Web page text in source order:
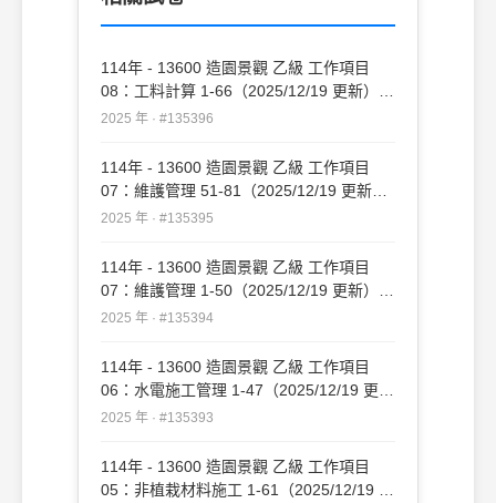
114年 - 13600 造園景觀 乙級 工作項目
08：工料計算 1-66（2025/12/19 更新）
#135396
2025 年 · #135396
114年 - 13600 造園景觀 乙級 工作項目
07：維護管理 51-81（2025/12/19 更新）
#135395
2025 年 · #135395
114年 - 13600 造園景觀 乙級 工作項目
07：維護管理 1-50（2025/12/19 更新）
#135394
2025 年 · #135394
114年 - 13600 造園景觀 乙級 工作項目
06：水電施工管理 1-47（2025/12/19 更
新）#135393
2025 年 · #135393
114年 - 13600 造園景觀 乙級 工作項目
05：非植栽材料施工 1-61（2025/12/19 更